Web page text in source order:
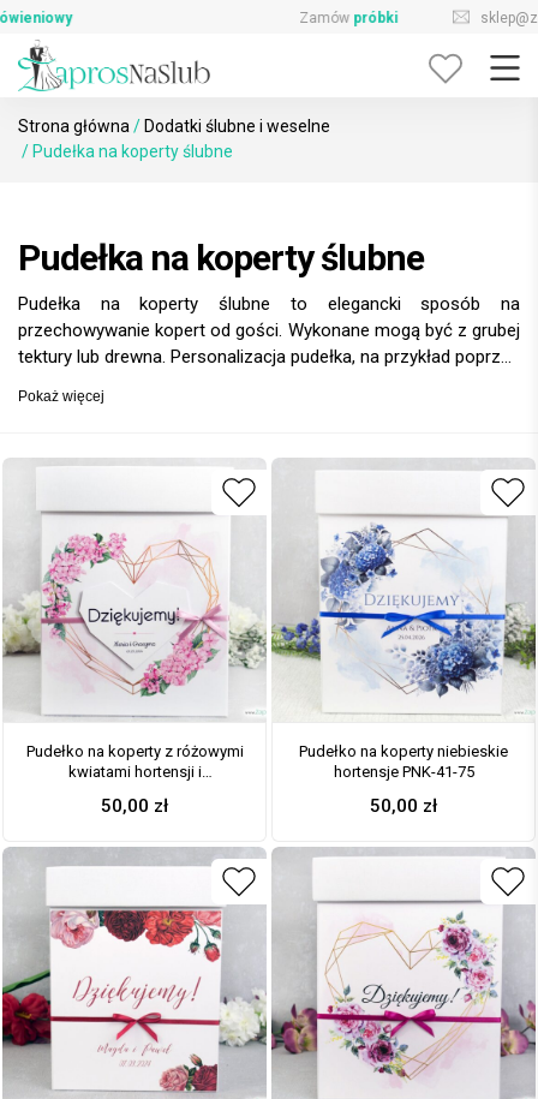
Skip
content
sklep@zaprosnaslub.pl 726-644-296
Strona główna / Dodatki ślubne i weselne
/ Pudełka na koperty ślubne
Pudełka na koperty ślubne
Pudełka na koperty ślubne to elegancki sposób na
przechowywanie kopert od gości. Wykonane mogą być z grubej
tektury lub drewna. Personalizacja pudełka, na przykład poprzez
ono wyjątkową pamiątką. Pudełka na koperty nie tylko pełnią
dekoracyjny.
Pokaż więcej
Pudełko na koperty z różowymi
kwiatami hortensji i
41-25
50,00 zł
Pudełko na koperty niebieskie
hortensje PNK-41-75
50,00 zł